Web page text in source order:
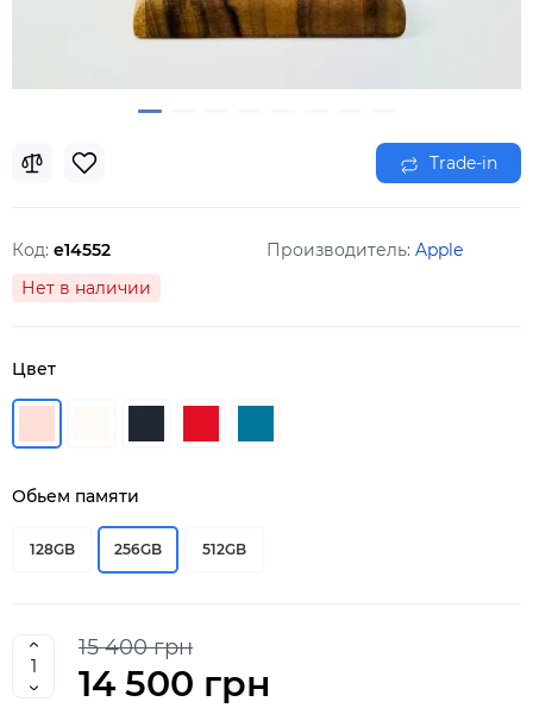
Trade-in
Код: e14552 Производитель: Apple
Нет в наличии
Цвет
Обьем памяти
128GB 256GB 512GB
15 400 грн
14 500 грн